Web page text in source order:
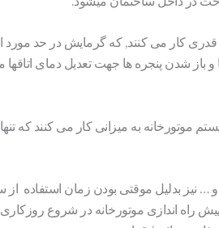
کار می کنند, که گرمایش در حد مورد
شدن پنجره ها جهت تعدیل دمای
موتورخانه به میزانی کار می کنند که
… نیز بدلیل موقتی بودن زمان استفاده
اندازی موتورخانه در شروع روزکاری